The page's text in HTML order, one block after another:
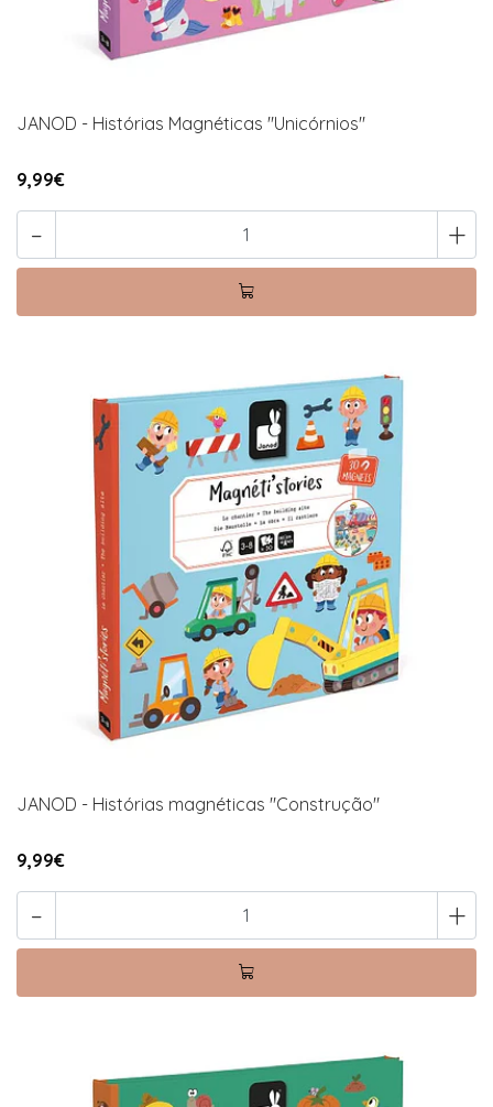
JANOD - Histórias Magnéticas "Unicórnios"
9,99€
- +
JANOD - Histórias magnéticas "Construção"
9,99€
- +